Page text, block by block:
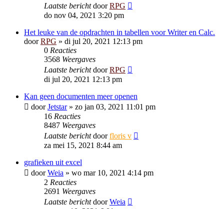
Laatste berichtdoorRPG
do nov 04, 2021 3:20 pm
Het leuke van de opdrachten in tabellen voor Writer en Calc.
doorRPG » di jul 20, 2021 12:13 pm
0 Reacties
3568 Weergaves
Laatste berichtdoorRPG
di jul 20, 2021 12:13 pm
Kan geen documenten meer openen
doorJetstar» zo jan 03, 2021 11:01 pm
16 Reacties
8487 Weergaves
Laatste berichtdoorfloris v
za mei 15, 2021 8:44 am
grafieken uit excel
doorWeia » wo mar 10, 2021 4:14 pm
2 Reacties
2691 Weergaves
Laatste berichtdoorWeia